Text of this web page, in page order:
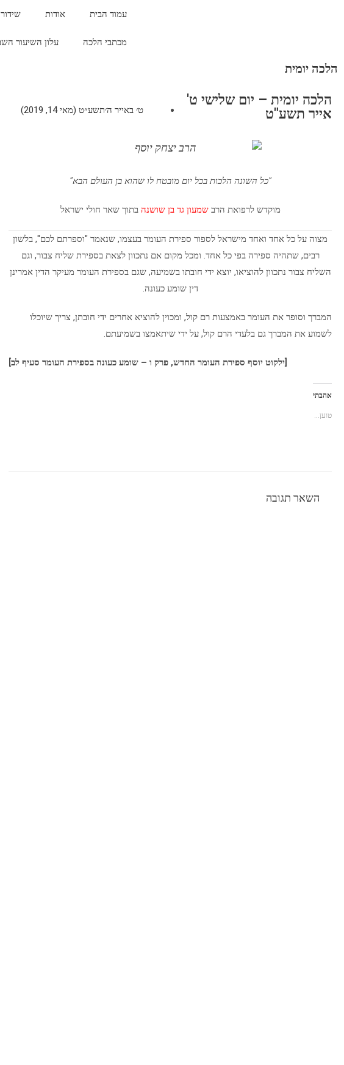
עמוד הבית אודות
מכתבי הלכה עלון השיעור
הלכה יומית
הלכה יומית – יום שלישי ט'
אייר תשע"ט
ט׳ באייר ה׳תשע״ט (מאי 14, 2019)
"כל השונה הלכות בכל יום מובטח לו שהוא בן העולם הבא"
מוקדש לרפואת הרבשמעון גד בן שושנה בתוך שאר חולי ישראל
מצוה על כל אחד ואחד מישראל לספור ספירת העומר בעצמו, שנאמר "וספרתם לכם", בלשון
רבים, שתהיה ספירה בפי כל אחד. ומכל מקום אם נתכוון לצאת בספירת שליח צבור, וגם
השליח צבור נתכוון להוציאו, יוצא ידי חובתו בשמיעה, שגם בספירת העומר מעיקר הדין אמרינן
דין שומע כעונה.
המברך וסופר את העומר באמצעות רם קול, ומכוין להוציא אחרים ידי חובתן, צריך שיוכלו
לשמוע את המברך גם בלעדי הרם קול, על ידי שיתאמצו בשמיעתם.
[ילקוט יוסף ספירת העומר החדש, פרק ו – שומע כעונה בספירת העומר סעיף לב]
אהבתי
טוען...
השאר תגובה